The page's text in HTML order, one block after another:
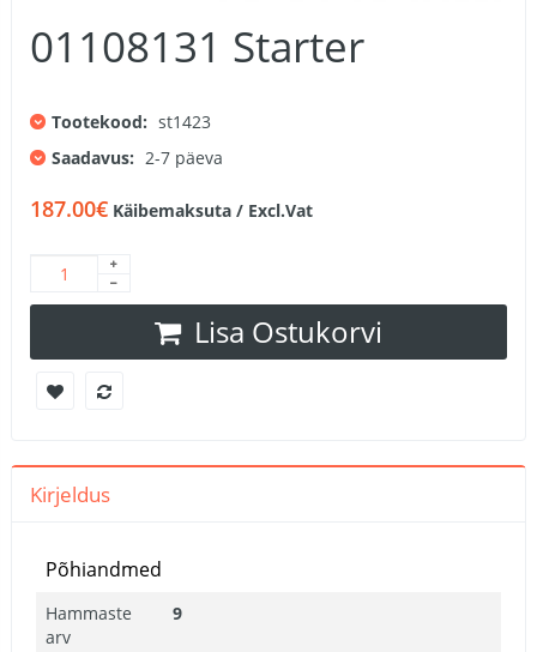
01108131 Starter
Tootekood: st1423
Saadavus: 2-7 päeva
187.00€ Käibemaksuta / Excl.Vat
Lisa Ostukorvi
Kirjeldus
Põhiandmed
Hammaste
arv
9